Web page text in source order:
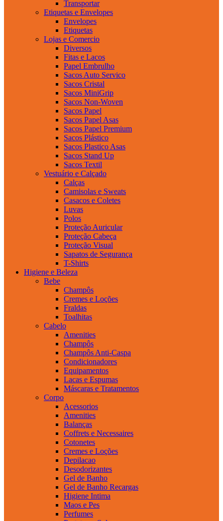
Transportar
Etiquetas e Envelopes
Envelopes
Etiquetas
Lojas e Comercio
Diversos
Fitas e Lacos
Papel Embrulho
Sacos Auto Servico
Sacos Cristal
Sacos MiniGrip
Sacos Non-Woven
Sacos Papel
Sacos Papel Asas
Sacos Papel Premium
Sacos Plástico
Sacos Plastico Asas
Sacos Stand Up
Sacos Textil
Vestuário e Calçado
Calças
Camisolas e Sweats
Casacos e Coletes
Luvas
Polos
Proteção Auricular
Proteção Cabeça
Proteção Visual
Sapatos de Segurança
T-Shirts
Higiene e Beleza
Bebe
Champôs
Cremes e Loções
Fraldas
Toalhitas
Cabelo
Amenities
Champôs
Champôs Anti-Caspa
Condicionadores
Equipamentos
Lacas e Espumas
Máscaras e Tratamentos
Corpo
Acessorios
Amenities
Balanças
Coffrets e Necessaires
Cotonetes
Cremes e Loções
Depilacao
Desodorizantes
Gel de Banho
Gel de Banho Recargas
Higiene Intima
Maos e Pes
Perfumes